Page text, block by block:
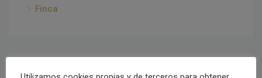
Finca